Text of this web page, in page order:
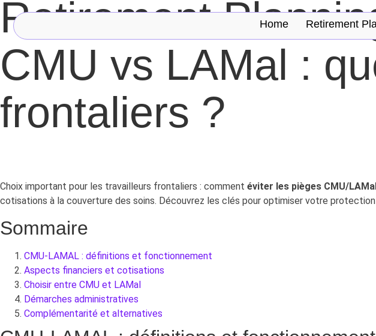
Home Retirement
Retirement
CMU vs LAMal :
frontaliers ?
Choix important pour les travailleurs frontaliers : comment éviter les pièges CMU/
cotisations à la couverture des soins. Découvrez les clés pour optimiser votre
Sommaire
CMU-LAMAL : définitions et fonctionnement
Aspects financiers et cotisations
Choisir entre CMU et LAMal
Démarches administratives
Complémentarité et alternatives